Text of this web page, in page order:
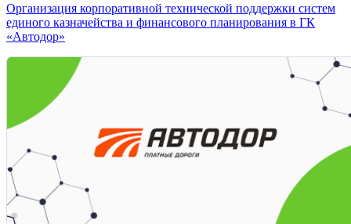
Организация корпоративной технической поддержки систем
единого казначейства и финансового планирования в ГК
«Автодор»